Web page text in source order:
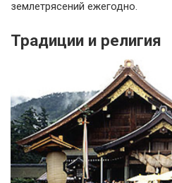
землетрясений ежегодно.
Традиции и религия